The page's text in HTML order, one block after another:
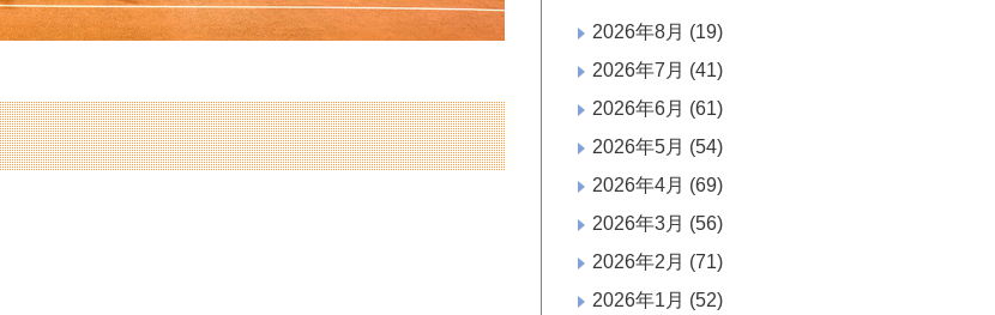
2026年8月 (19)
2026年7月 (41)
2026年6月 (61)
2026年5月 (54)
2026年4月 (69)
2026年3月 (56)
2026年2月 (71)
2026年1月 (52)